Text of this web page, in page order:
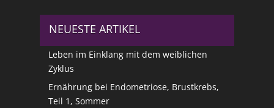
NEUESTE ARTIKEL
Leben im Einklang mit dem weiblichen
Zyklus
Ernährung bei Endometriose, Brustkrebs,
Teil 1, Sommer